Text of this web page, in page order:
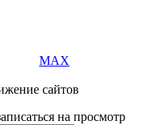
MAX
сайтов
на просмотр